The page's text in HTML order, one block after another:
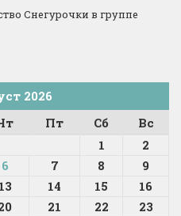
Снегурочки в группе
2026
Пт Сб
Вс
1
2
6 7 8
9
13 14 15
16
21 22
23